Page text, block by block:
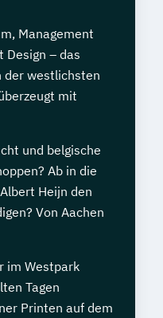
EN)
Management
– das
der westlichsten
mit
und belgische
Ab in die
Heijn den
Von Aachen
im Westpark
Tagen
Printen auf dem